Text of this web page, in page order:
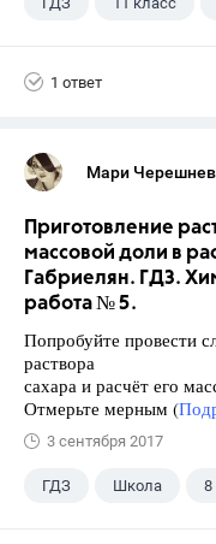
1 ответ
Мари
Приготовление
массовой доли в
Габриелян. ГДЗ.
работа № 5.
Попробуйте провести
раствора
сахара и расчёт его
Отмерьте мерным (
3 сентября 2017
ГДЗ Школа 8